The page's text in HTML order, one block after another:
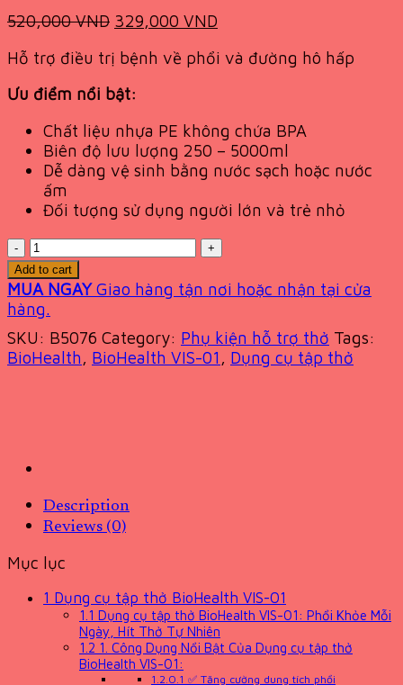
520,000VND Original
was:
329,000 VND
is:
Hỗ trợ điều trị bệnh về phổi và đường hô hấp
Ưu điểm nổi bật:
Chất liệu nhựa PE không chứa BPA
Biên độ lưu lượng 250 – 5000ml
Dễ dàng vệ sinh bằng nước sạch hoặc nước
ấm
Đối tượng sử dụng người lớn và trẻ nhỏ
Quantity
Add to cart
MUA NGAY Giao hàng tận nơi hoặc nhận tại cửa
hàng.
SKU: B5076 Category: Phụ kiện hỗ trợ thở Tags:
BioHealth, BioHealth VIS-01 , Dụng cụ tập thở
Description
Reviews (0)
Mục lục
1 Dụng cụ tập thở BioHealth VIS-01
1.1 Dụng cụ tập thở BioHealth VIS-01: Phổi Khỏe Mỗi
Ngày, Hít Thở Tự Nhiên
1.2 1. Công Dụng Nổi Bật Của Dụng cụ tập thở
BioHealth VIS-01:
1.2.0.1 ✅ Tăng cường dung tích phổi